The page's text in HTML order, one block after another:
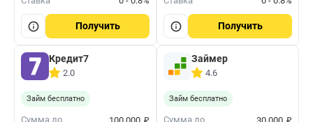
Получить Получить
Кредит7
2.0
Займ бесплатно
Сумма до
Займер
4.6
Займ бесплатно
Сумма до